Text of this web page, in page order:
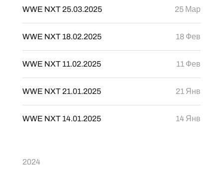
WWE NXT 25.03.2025 25 Мар
WWE NXT 18.02.2025 18 Фев
WWE NXT 11.02.2025 11 Фев
WWE NXT 21.01.2025 21 Янв
WWE NXT 14.01.2025 14 Янв
2024